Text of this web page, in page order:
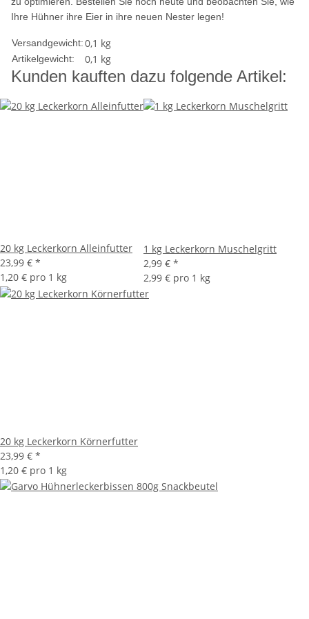
Ihre Hühner ihre Eier in ihre neuen Nester legen!
Versandgewicht:0,1 kg
Artikelgewicht: 0,1 kg
Kunden kauften dazu folgende Artikel:
20 kg Leckerkorn Alleinfutter
23,99 € *
1,20 € pro 1 kg
1 kg Leckerkorn Muschelgritt
2,99 € *
2,99 € pro 1 kg
20 kg Leckerkorn Körnerfutter
23,99 € *
1,20 € pro 1 kg